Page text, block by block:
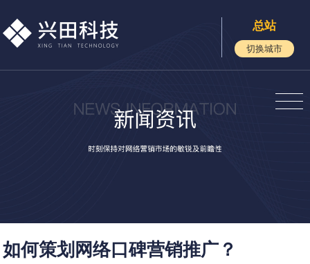
总站
切换城市
如何策划网络口碑营销推广？